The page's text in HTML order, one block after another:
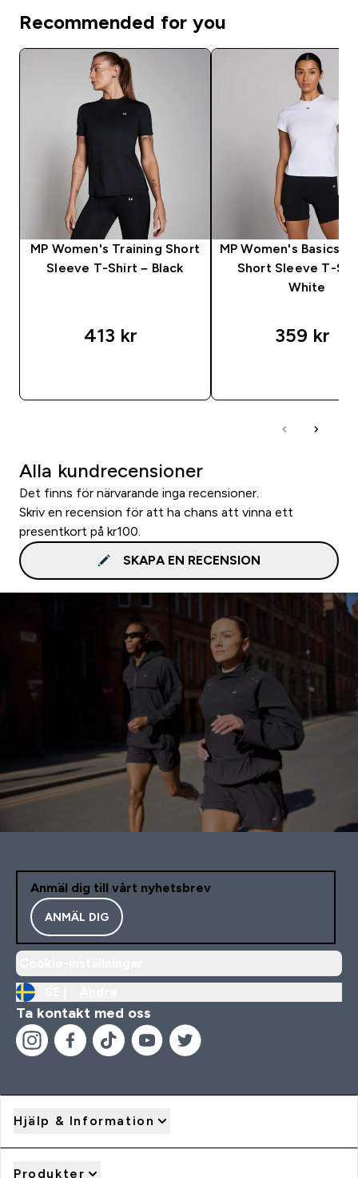
Recommended for you
MP Women's Training Short
Sleeve T-Shirt – Black
413 kr‎
MP Women's Basics
Short Sleeve T-
White
359 kr‎
Alla kundrecensioner
Det finns för närvarande inga recensioner.
Skriv en recension för att ha chans att vinna ett
presentkort på kr100.
SKAPA EN RECENSION
Anmäl dig till vårt nyhetsbrev
ANMÄL DIG
Ta kontakt med oss
Hjälp & Information
Produkter